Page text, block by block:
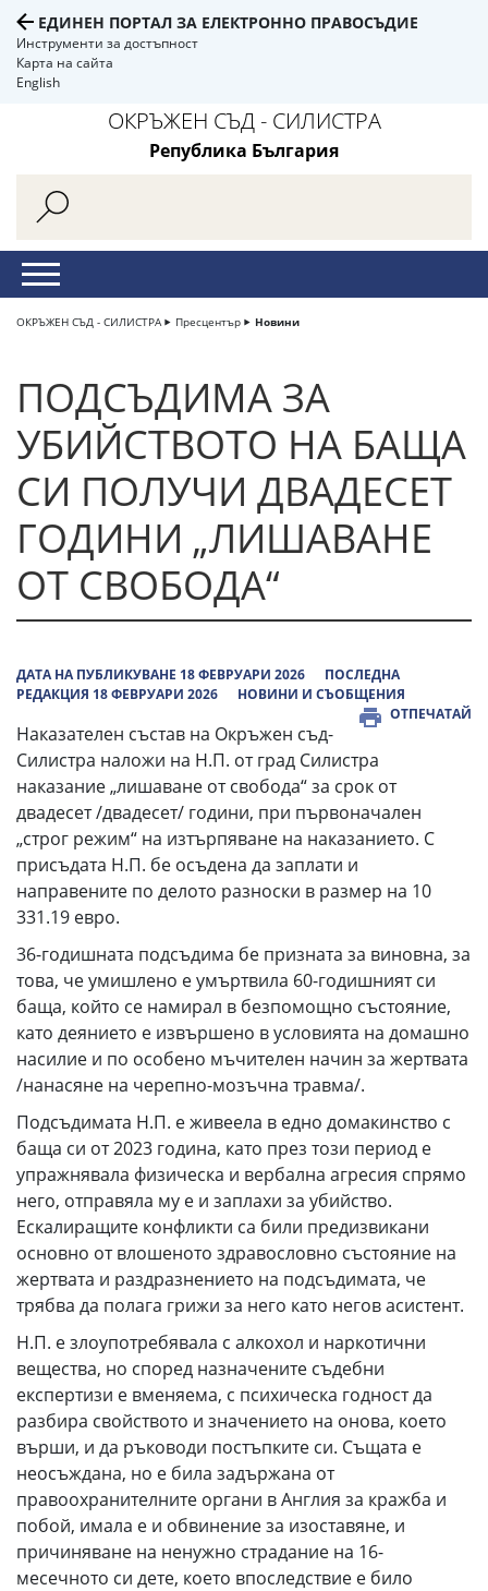
ЕДИНЕН ПОРТАЛ ЗА ЕЛЕКТРОННО ПРАВОСЪДИЕ
Инструменти за достъпност
Карта на сайта
English
ОКРЪЖЕН СЪД - СИЛИСТРА
Република България
ОКРЪЖЕН СЪД - СИЛИСТРА Пресцентър Новини
ПОДСЪДИМА ЗА
УБИЙСТВОТО НА БАЩА
СИ ПОЛУЧИ ДВАДЕСЕТ
ГОДИНИ „ЛИШАВАНЕ
ОТ СВОБОДА“
ДАТА НА ПУБЛИКУВАНЕ 18 ФЕВРУАРИ 2026
ПОСЛЕДНА
РЕДАКЦИЯ 18 ФЕВРУАРИ 2026
НОВИНИ И СЪОБЩЕНИЯ
ОТПЕЧАТАЙ
Наказателен състав на Окръжен съд-
Силистра наложи на Н.П. от град Силистра
наказание „лишаване от свобода“ за срок от
двадесет /двадесет/ години, при първоначален
„строг режим“ на изтърпяване на наказанието. С
присъдата Н.П. бе осъдена да заплати и
направените по делото разноски в размер на 10
331.19 евро.
36-годишната подсъдима бе призната за виновна, за
това, че умишлено е умъртвила 60-годишният си
баща, който се намирал в безпомощно състояние,
като деянието е извършено в условията на домашно
насилие и по особено мъчителен начин за жертвата
/нанасяне на черепно-мозъчна травма/.
Подсъдимата Н.П. е живеела в едно домакинство с
баща си от 2023 година, като през този период е
упражнявала физическа и вербална агресия спрямо
него, отправяла му е и заплахи за убийство.
Ескалиращите конфликти са били предизвикани
основно от влошеното здравословно състояние на
жертвата и раздразнението на подсъдимата, че
трябва да полага грижи за него като негов асистент.
Н.П. е злоупотребявала с алкохол и наркотични
вещества, но според назначените съдебни
експертизи е вменяема, с психическа годност да
разбира свойството и значението на онова, което
върши, и да ръководи постъпките си. Същата е
неосъждана, но е била задържана от
правоохранителните органи в Англия за кражба и
побой, имала е и обвинение за изоставяне, и
причиняване на ненужно страдание на 16-
месечното си дете, което впоследствие е било